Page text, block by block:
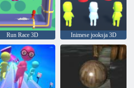
Run Race 3D Inimese jooksja 3D